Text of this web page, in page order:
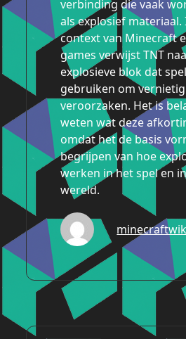
verbinding die vaak
als explosief materiaal.
context van Minecraft
games verwijst TNT
explosieve blok dat
gebruiken om
veroorzaken. Het is
weten wat deze
omdat het de basis
begrijpen van hoe
werken in het spel en
wereld.